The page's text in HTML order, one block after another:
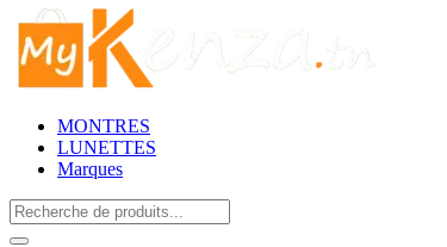
MONTRES
LUNETTES
Marques
Search
for: